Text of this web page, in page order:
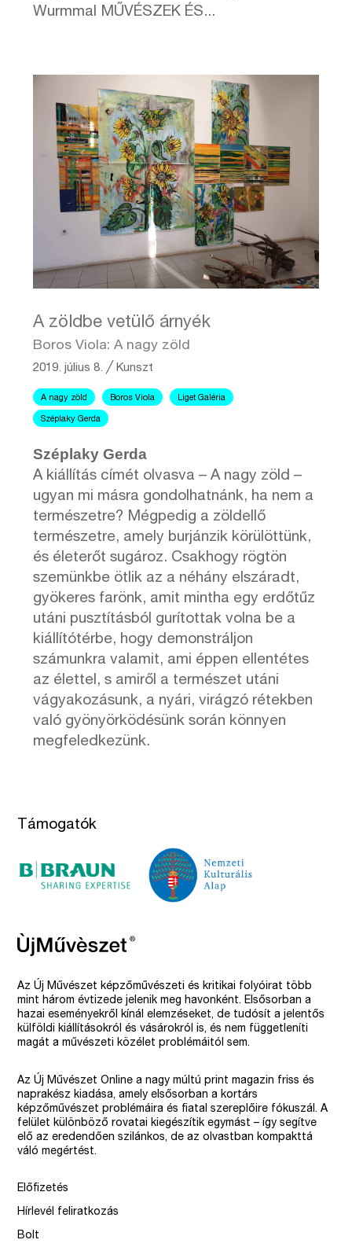
Wurmmal MŰVÉSZEK ÉS...
A zöldbe vetülő árnyék
Boros Viola: A nagy zöld
2019. július 8. ╱Kunszt
A nagy zöld Boros Viola Liget Galéria
Széplaky Gerda
Széplaky Gerda
A kiállítás címét olvasva – A nagy zöld –
ugyan mi másra gondolhatnánk, ha nem a
természetre? Mégpedig a zöldellő
természetre, amely burjánzik körülöttünk,
és életerőt sugároz. Csakhogy rögtön
szemünkbe ötlik az a néhány elszáradt,
gyökeres farönk, amit mintha egy erdőtűz
utáni pusztításból gurítottak volna be a
kiállítótérbe, hogy demonstráljon
számunkra valamit, ami éppen ellentétes
az élettel, s amiről a természet utáni
vágyakozásunk, a nyári, virágzó rétekben
való gyönyörködésünk során könnyen
megfeledkezünk.
Támogatók
Az Új Művészet képzőművészeti és kritikai folyóirat több
mint három évtizede jelenik meg havonként. Elsősorban a
hazai eseményekről kínál elemzéseket, de tudósít a jelentős
külföldi kiállításokról és vásárokról is, és nem függetleníti
magát a művészeti közélet problémáitól sem.
Az Új Művészet Online a nagy múltú print magazin friss és
naprakész kiadása, amely elsősorban a kortárs
képzőművészet problémáira és fiatal szereplőire fókuszál. A
felület különböző rovatai kiegészítik egymást – így segítve
elő az eredendően szilánkos, de az olvastban kompakttá
váló megértést.
Előfizetés
Hírlevél feliratkozás
Bolt